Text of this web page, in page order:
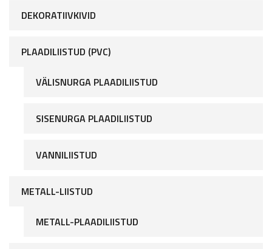
DEKORATIIVKIVID
PLAADILIISTUD (PVC)
VÄLISNURGA PLAADILIISTUD
SISENURGA PLAADILIISTUD
VANNILIISTUD
METALL-LIISTUD
METALL-PLAADILIISTUD